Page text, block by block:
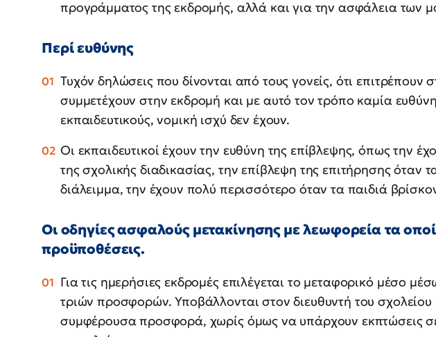
προγράμματος της εκδρομής, αλλά και για την ασφάλεια των
Περί ευθύνης
Τυχόν δηλώσεις που δίνονται από τους γονείς, ότι επιτρέπουν
συμμετέχουν στην εκδρομή και με αυτό τον τρόπο καμία
εκπαιδευτικούς, νομική ισχύ δεν έχουν.
Οι εκπαιδευτικοί έχουν την ευθύνη της επίβλεψης, όπως την
της σχολικής διαδικασίας, την επίβλεψη της επιτήρησης όταν
διάλειμμα, την έχουν πολύ περισσότερο όταν τα παιδιά
Οι οδηγίες ασφαλούς μετακίνησης με λεωφορεία τα
προϋποθέσεις.
Για τις ημερήσιες εκδρομές επιλέγεται το μεταφορικό μέσο
τριών προσφορών. Υποβάλλονται στον διευθυντή του σχολείου
συμφέρουσα προσφορά, χωρίς όμως να υπάρχουν εκπτώσεις